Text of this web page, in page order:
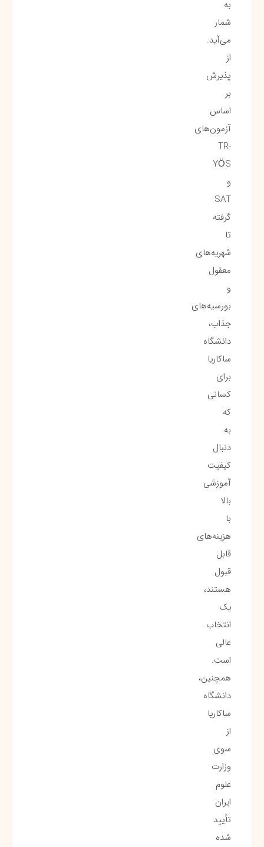
به
شمار
می‌آید.
از
پذیرش
بر
اساس
آزمون‌های
TR-
YÖS
و
SAT
گرفته
تا
شهریه‌های
معقول
و
بورسیه‌های
جذاب،
دانشگاه
ساکاریا
برای
کسانی
که
به
دنبال
کیفیت
آموزشی
بالا
با
هزینه‌های
قابل
قبول
هستند،
یک
انتخاب
عالی
است.
همچنین،
دانشگاه
ساکاریا
از
سوی
وزارت
علوم
ایران
تأیید
شده